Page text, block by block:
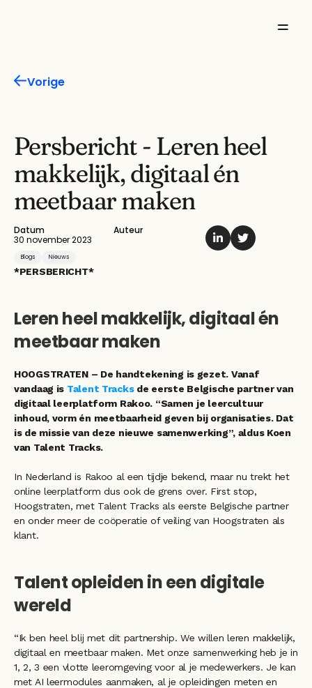
Vorige
Datum
30 november 2023
Auteur
Blogs Nieuws
Persbericht - Leren heel
makkelijk, digitaal én
meetbaar maken
*PERSBERICHT*
Leren heel makkelijk, digitaal én
meetbaar maken
HOOGSTRATEN – De handtekening is gezet. Vanaf
vandaag is Talent Tracks de eerste Belgische partner van
digitaal leerplatform Rakoo. “Samen je leercultuur
inhoud, vorm én meetbaarheid geven bij organisaties. Dat
is de missie van deze nieuwe samenwerking”, aldus Koen
van Talent Tracks.
In Nederland is Rakoo al een tijdje bekend, maar nu trekt het
online leerplatform dus ook de grens over. First stop,
Hoogstraten, met Talent Tracks als eerste Belgische partner
en onder meer de coöperatie of veiling van Hoogstraten als
klant.
Talent opleiden in een digitale
wereld
“Ik ben heel blij met dit partnership. We willen leren makkelijk,
digitaal en meetbaar maken. Met onze samenwerking heb je in
1, 2, 3 een vlotte leeromgeving voor al je medewerkers. Je kan
met AI leermodules aanmaken, al je opleidingen meten en
Oplossingen
Inspiratie
Over ons
Product